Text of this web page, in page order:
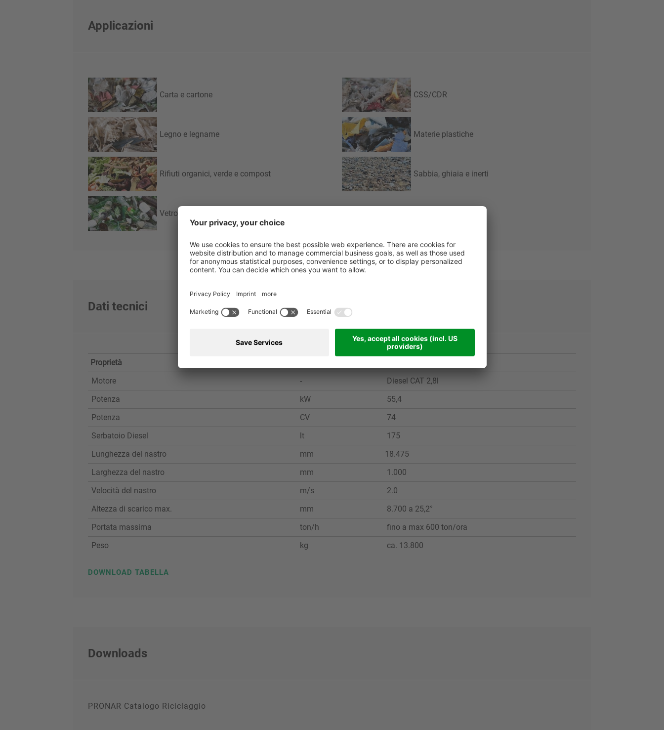
Applicazioni
Carta e cartone CSS/CDR
Legno e legname Materie plastiche
Rifiuti organici, verde e compost Sabbia, ghiaia e inerti
Vetro
Dati tecnici
Proprietà
Motore
-
Diesel CAT 2,8l
Potenza
kW
55,4
Potenza
CV
74
Serbatoio Diesel
lt
175
Lunghezza del nastro
mm
18.475
Larghezza del nastro
mm
1.000
Velocità del nastro
m/s
2.0
Altezza di scarico max.
mm
8.700 a 25,2°
Portata massima
ton/h
fino a max 600 ton/ora
Peso
kg ca. 13.800
DOWNLOAD TABELLA
Downloads
PRONAR Catalogo Riciclaggio